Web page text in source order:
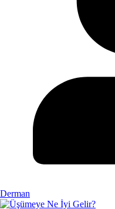
Derman